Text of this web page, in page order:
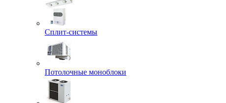
Сплит-системы
Потолочные моноблоки